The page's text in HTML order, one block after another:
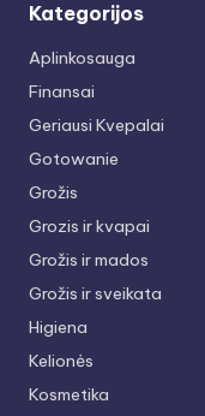
Kategorijos
Aplinkosauga
Finansai
Geriausi Kvepalai
Gotowanie
Grožis
Grozis ir kvapai
Grožis ir mados
Grožis ir sveikata
Higiena
Kelionės
Kosmetika